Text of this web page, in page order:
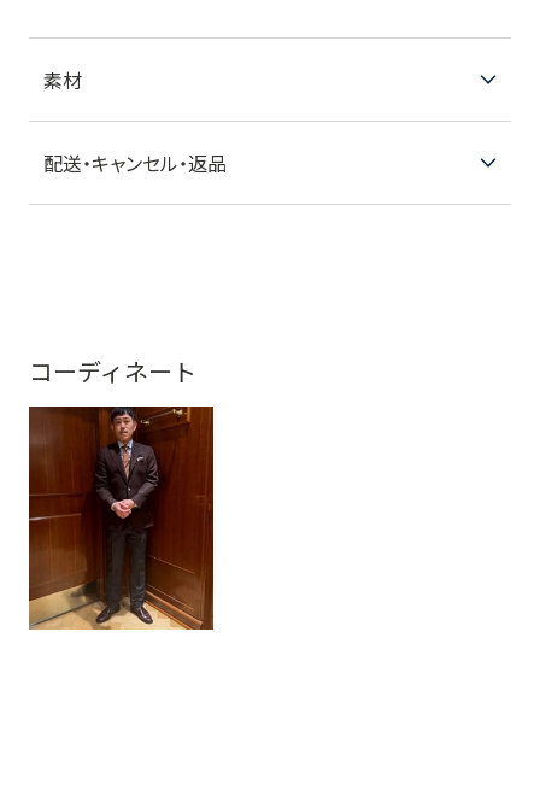
素材
配送・キャンセル・返品
コーディネート